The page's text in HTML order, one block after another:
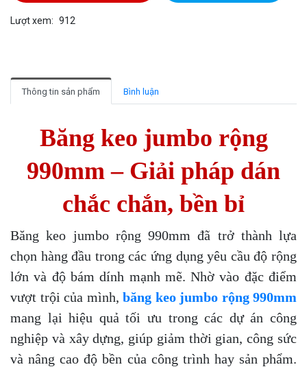
Lượt xem: 912
Thông tin sản phẩm Bình luận
Băng keo jumbo rộng
990mm – Giải pháp dán
chắc chắn, bền bỉ
Băng keo jumbo rộng 990mm đã trở thành lựa
chọn hàng đầu trong các ứng dụng yêu cầu độ rộng
lớn và độ bám dính mạnh mẽ. Nhờ vào đặc điểm
vượt trội của mình, băng keo jumbo rộng 990mm
mang lại hiệu quả tối ưu trong các dự án công
nghiệp và xây dựng, giúp giảm thời gian, công sức
và nâng cao độ bền của công trình hay sản phẩm.